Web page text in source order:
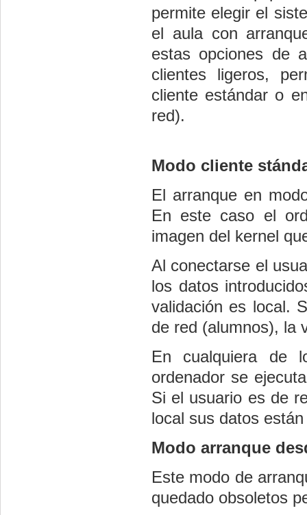
permite elegir el
el aula con
estas opciones de
clientes ligeros,
cliente estándar o
red).
Modo cliente
El arranque en
En este caso el
imagen del kernel
Al conectarse el
los datos
validación es local.
de red (alumnos), la
En cualquiera de
ordenador se
Si el usuario es de
local sus datos
Modo arranque
Este modo de
quedado obsoletos